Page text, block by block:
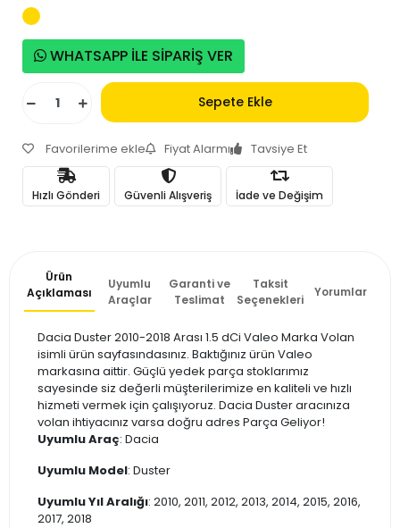
WHATSAPP İLE SİPARİŞ VER
Sepete Ekle
Favorilerime ekle Fiyat Alarmı Tavsiye Et
Hızlı Gönderi Güvenli Alışveriş İade ve Değişim
Ürün
Açıklaması
Uyumlu
Araçlar
Garanti ve
Teslimat
Taksit
Seçenekleri
Yorumlar
Dacia Duster 2010-2018 Arası 1.5 dCi Valeo Marka Volan
isimli ürün sayfasındasınız. Baktığınız ürün Valeo
markasına aittir. Güçlü yedek parça stoklarımız
sayesinde siz değerli müşterilerimize en kaliteli ve hızlı
hizmeti vermek için çalışıyoruz. Dacia Duster aracınıza
volan ihtiyacınız varsa doğru adres Parça Geliyor!
Uyumlu Araç: Dacia
Uyumlu Model: Duster
Uyumlu Yıl Aralığı: 2010, 2011, 2012, 2013, 2014, 2015, 2016,
2017, 2018